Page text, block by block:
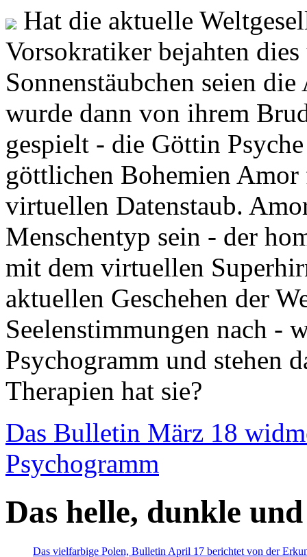
Hat die aktuelle
Vorsokratiker bejahten
Sonnenstäubchen seien
wurde dann von ihrem
gespielt - die Göttin
göttlichen Bohemien
virtuellen Datenstaub.
Menschentyp sein - der
mit dem virtuellen
aktuellen Geschehen der
Seelenstimmungen nach -
Psychogramm und stehen
Therapien hat sie?
Das Bulletin März 18
Psychogramm
Das helle, dunkle
Das vielfarbige Polen, Bulletin April 17 berichtet von der